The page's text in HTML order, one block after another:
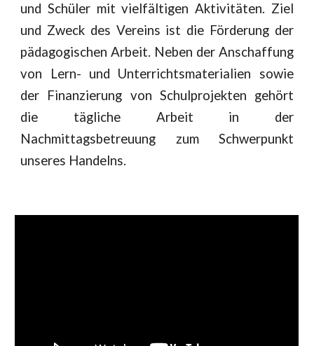
und Schüler mit vielfältigen Aktivitäten. Ziel
und Zweck des Vereins ist die Förderung der
pädagogischen Arbeit. Neben der Anschaffung
von Lern- und Unterrichtsmaterialien sowie
der Finanzierung von Schulprojekten gehört
die tägliche Arbeit in der
Nachmittagsbetreuung zum Schwerpunkt
unseres Handelns.